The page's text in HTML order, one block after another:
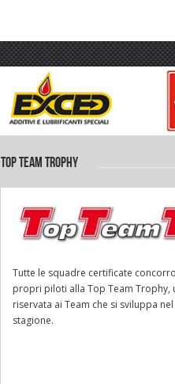
TOP TEAM TROPHY
Tutte le squadre certificate
propri piloti alla Top Team Trophy,
riservata ai Team che si sviluppa
stagione.